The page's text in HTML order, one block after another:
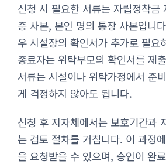
신청 시 필요한 서류는 자립정착금
증 사본, 본인 명의 통장 사본입니
우 시설장의 확인서가 추가로 필요
종료자는 위탁부모의 확인서를 제
서류는 시설이나 위탁가정에서 준
게 걱정하지 않아도 됩니다.
신청 후 지자체에서는 보호기간과
는 검토 절차를 거칩니다. 이 과정
을 요청받을 수 있으며, 승인이 완